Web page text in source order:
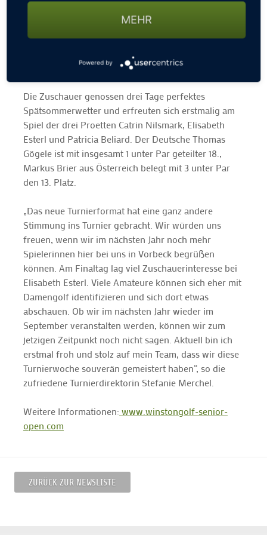
Löchern lag ich Even Par für den Tag und ich wusste,
um mich nach vorne zu schieben, brauche ich ein
gelungen, da einige wichtige Putts gefallen sind!“
Die Zuschauer genossen drei Tage perfektes
Spätsommerwetter und erfreuten sich erstmalig am
Spiel der drei Proetten Catrin Nilsmark, Elisabeth
Esterl und Patricia Beliard. Der Deutsche Thomas
Gögele ist mit insgesamt 1 unter Par geteilter 18.,
Markus Brier aus Österreich belegt mit 3 unter Par
den 13. Platz.
„Das neue Turnierformat hat eine ganz andere
Stimmung ins Turnier gebracht. Wir würden uns
freuen, wenn wir im nächsten Jahr noch mehr
Spielerinnen hier bei uns in Vorbeck begrüßen
können. Am Finaltag lag viel Zuschauerinteresse bei
Elisabeth Esterl. Viele Amateure können sich eher mit
Damengolf identifizieren und sich dort etwas
abschauen. Ob wir im nächsten Jahr wieder im
September veranstalten werden, können wir zum
jetzigen Zeitpunkt noch nicht sagen. Aktuell bin ich
erstmal froh und stolz auf mein Team, dass wir diese
Turnierwoche souverän gemeistert haben“, so die
zufriedene Turnierdirektorin Stefanie Merchel.
Weitere Informationen: www.winstongolf-senior-
open.com
ZURÜCK ZUR NEWSLISTE
MEHR
Powered by